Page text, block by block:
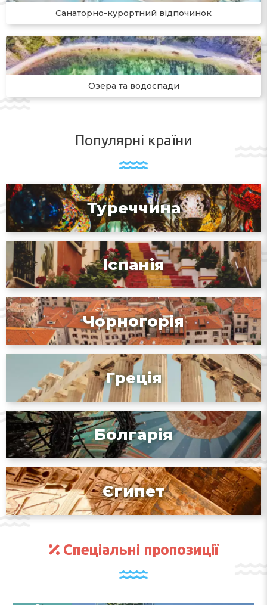
Санаторно-курортний відпочинок
Озера та водоспади
Популярні країни
Туреччина
Іспанія
Чорногорія
Греція
Болгарія
Єгипет
Спеціальні пропозиції